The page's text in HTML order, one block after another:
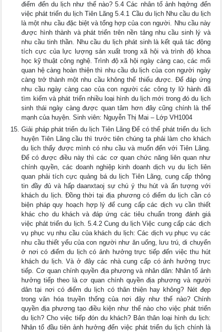
điểm đến du lịch như thế nào? 5.4 Các nhân tố ảnh hƣởng đến
việc phát triển du lịch Tiên Lãng 5.4.1 Cầu du lịch Nhu cầu du lịch
là một nhu cầu đặc biệt và tổng hợp của con người. Nhu cầu này
được hình thành và phát triển trên nền tảng nhu cầu sinh lý và
nhu cầu tinh thần. Nhu cầu du lịch phát sinh là kết quả tác động
tích cực của lực lượng sản xuất trong xã hội và trình độ khoa
học kỹ thuật công nghệ. Trình độ xã hội ngày càng cao, các mối
quan hệ càng hoàn thiện thì nhu cầu du lịch của con người ngày
càng trở thành một nhu cầu không thể thiếu được. Để đáp ứng
nhu cầu ngày càng cao của con người các công ty lữ hành đã
tìm kiếm và phát triển nhiều loại hình du lịch mới trong đó du lịch
sinh thái ngày càng được quan tâm hơn đây cũng chính là thế
mạnh của huyện. Sinh viên: Nguyễn Thị Mai – Lớp VH1004
Giải pháp phát triển du lịch Tiên Lãng Để có thể phát triển du lịch
huyện Tiên Lãng cầu thì trước tiên chúng ta phải làm cho khách
du lịch thấy được mình có nhu cầu và muốn đến với Tiên Lãng.
Để có được điều này thì các cơ quan chức năng liên quan như
chính quyền, các doanh nghiệp kinh doanh dịch vụ du lịch liên
quan phải tích cực quảng bá du lịch Tiên Lãng, cung cấp thông
tin đầy đủ và hấp daanxtaoj sự chú ý thu hút và ấn tượng với
khách du lịch. Đồng thời tại địa phương có điểm du lịch cần có
biện pháp quy hoạch hợp lý để cung cấp các dịch vụ cần thiết
khác cho du khách và đáp ứng các tiêu chuẩn trong đánh giá
việc phát triển du lịch. 5.4.2 Cung du lịch Việc cung cấp các dịch
vụ phục vụ nhu cầu của khách du lịch: Các dịch vụ phục vụ các
nhu cầu thiết yếu của con người như ăn uống, lưu trú, di chuyển
ở nơi có điểm du lịch có ảnh hưởng trực tiếp đến việc thu hút
khách du lịch. Và ở đây các nhà cung cấp có ảnh hưởng trực
tiếp. Cơ quan chính quyền địa phương và nhân dân: Nhân tố ảnh
hưởng tiếp theo là cơ quan chính quyền địa phương và người
dân tại nơi có điểm du lịch có thân thiện hay không? Nét đẹp
trong văn hóa truyền thống của nơi đây như thế nào? Chính
quyền địa phương tạo điều kiện như thế nào cho việc phát triển
du lịch? Cho việc tiếp đón du khách? Bản thân loại hình du lịch:
Nhân tố đầu tiên ảnh hưởng đến việc phát triển du lịch chính là